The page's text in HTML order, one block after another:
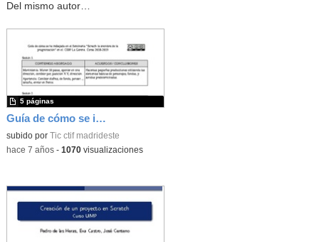
Del mismo autor…
Guía de cómo se ido trabajando en el Seminario
subido por Tic ctif madrideste
5 páginas
-hace 7 años- 1070visualizaciones